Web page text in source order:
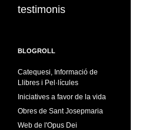
testimonis
BLOGROLL
Catequesi, Informació de
Llibres i Pel·lícules
Iniciatives a favor de la vida
Obres de Sant Josepmaria
Web de l'Opus Dei